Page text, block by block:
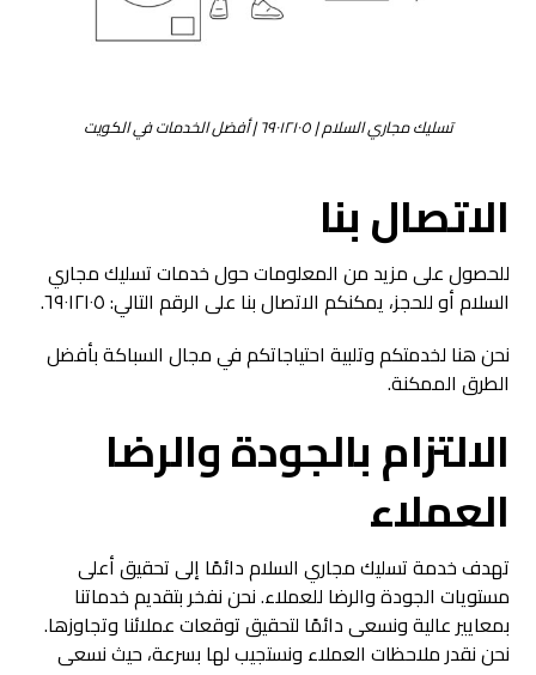
تسليك مجاري السلام | ٦٩٠١٢١٠٥ | أفضل الخدمات في الكويت
الاتصال بنا
للحصول على مزيد من المعلومات حول خدمات تسليك مجاري
السلام أو للحجز، يمكنكم الاتصال بنا على الرقم التالي: ٦٩٠١٢١٠٥.
نحن هنا لخدمتكم وتلبية احتياجاتكم في مجال السباكة بأفضل
الطرق الممكنة.
الالتزام بالجودة والرضا
العملاء
تهدف خدمة تسليك مجاري السلام دائمًا إلى تحقيق أعلى
مستويات الجودة والرضا للعملاء. نحن نفخر بتقديم خدماتنا
بمعايير عالية ونسعى دائمًا لتحقيق توقعات عملائنا وتجاوزها.
نحن نقدر ملاحظات العملاء ونستجيب لها بسرعة، حيث نسعى